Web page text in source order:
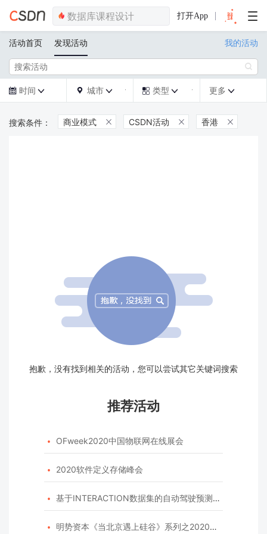
打开App
活动首页 发现活动 我的活动

 时间   城市   类型  更多 
商业模式  CSDN活动  香港 
抱歉，没有找到相关的活动，您可以尝试其它关键词搜索
推荐活动
 OFweek2020中国物联网在线展会
 2020软件定义存储峰会
 基于INTERACTION数据集的自动驾驶预测模型挑战赛
 明势资本《当北京遇上硅谷》系列之2020年度开源峰会